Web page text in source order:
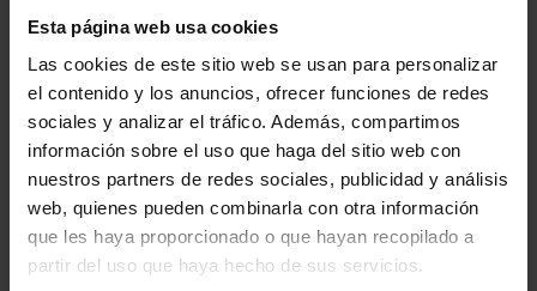
Esta página web usa cookies
Las cookies de este sitio web se usan para personalizar
el contenido y los anuncios, ofrecer funciones de redes
sociales y analizar el tráfico. Además, compartimos
información sobre el uso que haga del sitio web con
nuestros partners de redes sociales, publicidad y análisis
web, quienes pueden combinarla con otra información
que les haya proporcionado o que hayan recopilado a
partir del uso que haya hecho de sus servicios.
CINTAS RÍTMICA
INICIACIÓN (6
UNIDADES)
34,99 €
MAZAS RÍTMICA
COMPETICIÓN
desde 11,25 €
13,61 €